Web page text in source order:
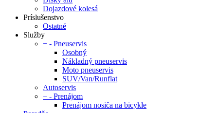
Dojazdové kolesá
Príslušenstvo
Ostatné
Služby
+ - Pneuservis
Osobný
Nákladný pneuservis
Moto pneuservis
SUV/Van/Runflat
Autoservis
+ - Prenájom
Prenájom nosiča na bicykle